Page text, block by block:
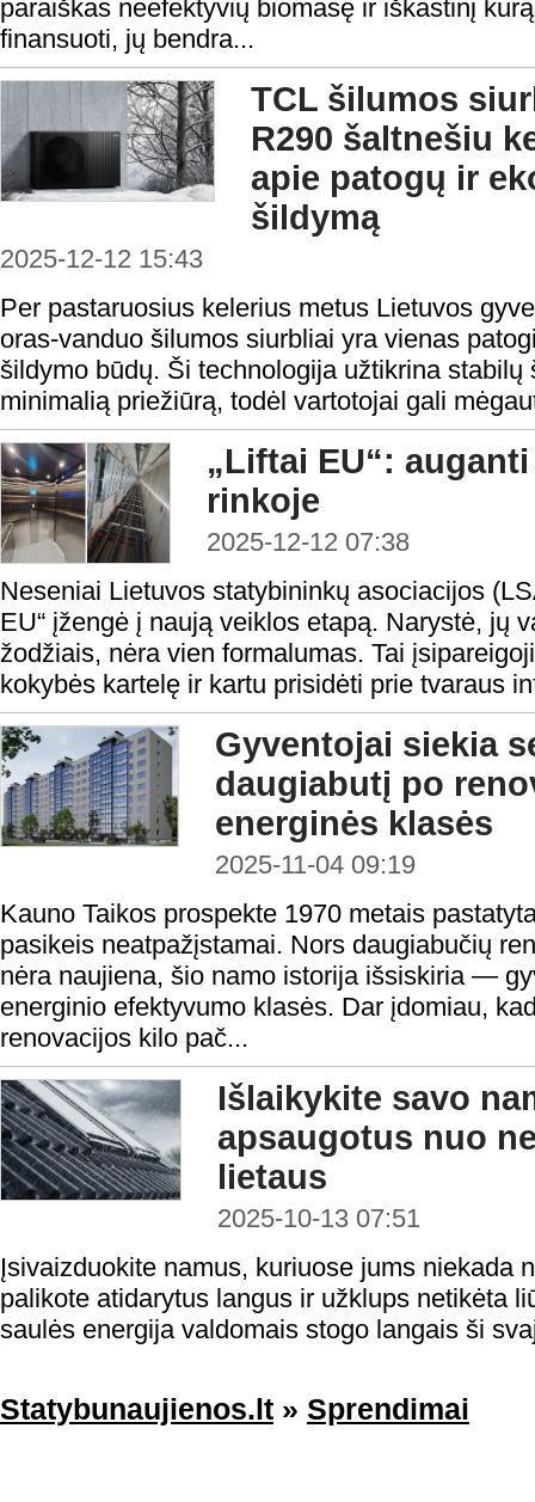
paraiškas neefektyvių biomasę ir iškastinį
finansuoti, jų bendra...
TCL šilumos
R290 šaltnešiu
apie patogų ir
šildymą
2025-12-12 15:43
Per pastaruosius kelerius metus Lietuvos
oras-vanduo šilumos siurbliai yra vienas
šildymo būdų. Ši technologija užtikrina
minimalią priežiūrą, todėl vartotojai gali
„Liftai EU“:
rinkoje
2025-12-12 07:38
Neseniai Lietuvos statybininkų asociacijos
EU“ įžengė į naują veiklos etapą. Narystė, jų
žodžiais, nėra vien formalumas. Tai
kokybės kartelę ir kartu prisidėti prie tvaraus
Gyventojai siekia
daugiabutį po
energinės klasės
2025-11-04 09:19
Kauno Taikos prospekte 1970 metais
pasikeis neatpažįstamai. Nors daugiabučių
nėra naujiena, šio namo istorija išsiskiria —
energinio efektyvumo klasės. Dar įdomiau,
renovacijos kilo pač...
Išlaikykite savo
apsaugotus nuo
lietaus
2025-10-13 07:51
Įsivaizduokite namus, kuriuose jums niekada
palikote atidarytus langus ir užklups netikėta
saulės energija valdomais stogo langais ši
Statybunaujienos.lt » Sprendimai